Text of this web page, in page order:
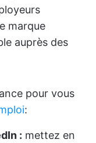
marque
auprès des
pour vous
:
: mettez en